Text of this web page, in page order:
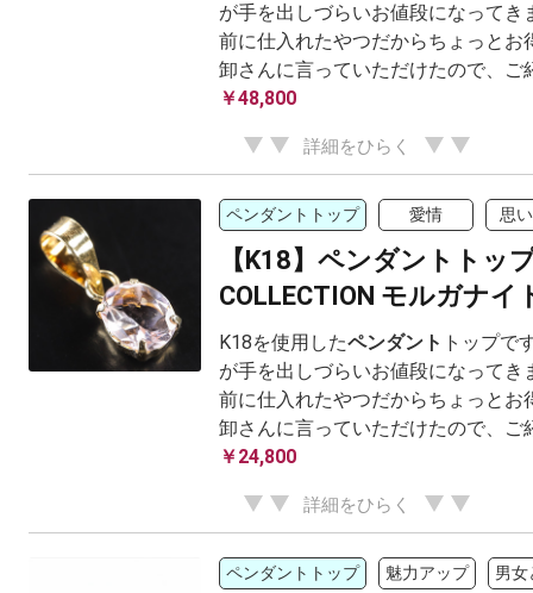
が手を出しづらいお値段になってき
前に仕入れたやつだからちょっとお
卸さんに言っていただけたので、ご
￥48,800
詳細をひらく
ペンダントトップ 愛情 思
【K18】ペンダントトッ
COLLECTION モルガナイ
K18を使用したペンダント トップで
が手を出しづらいお値段になってき
前に仕入れたやつだからちょっとお
卸さんに言っていただけたので、ご
￥24,800
詳細をひらく
ペンダントトップ 魅力アップ 男女